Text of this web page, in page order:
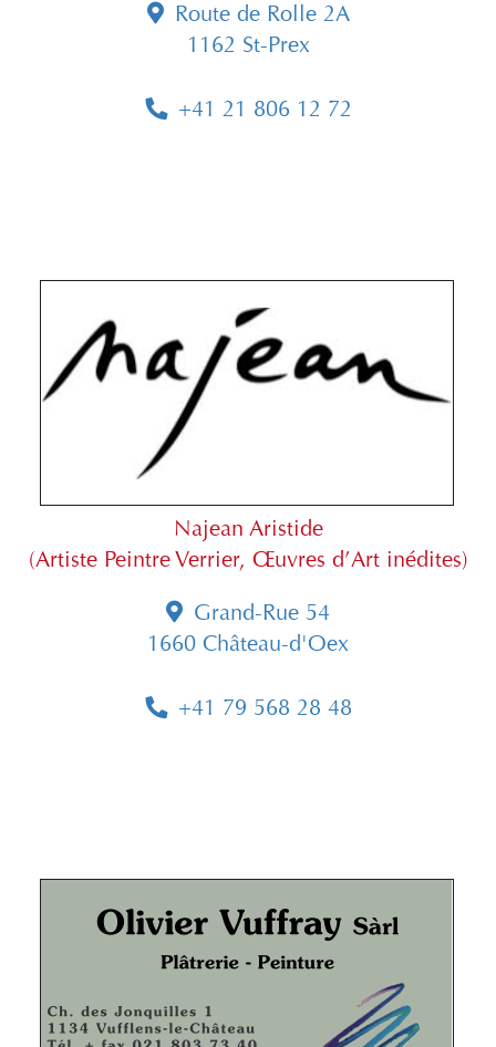
Route de Rolle 2A
1162 St-Prex
+41 21 806 12 72
Najean Aristide
(Artiste Peintre Verrier, Œuvres d’Art inédites)
Grand-Rue 54
1660 Château-d'Oex
+41 79 568 28 48